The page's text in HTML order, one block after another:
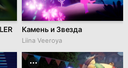
Камень и Звезда
Liina Veeroya